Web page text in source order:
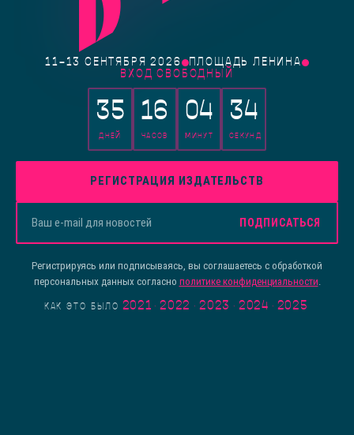
11–13 СЕНТЯБРЯ 2026
ПЛОЩАДЬ ЛЕНИНА
ВХОД СВОБОДНЫЙ
35
ДНЕЙ
16
ЧАСОВ
04
МИНУТ
34
СЕКУНД
РЕГИСТРАЦИЯ ИЗДАТЕЛЬСТВ
ПОДПИСАТЬСЯ
Регистрируясь или подписываясь, вы соглашаетесь с обработкой
персональных данных согласно политике конфиденциальности
КАК ЭТО БЫЛО 2021 · 2022 · 2023 · 2024 · 2025